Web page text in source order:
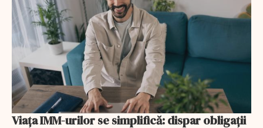
Viața IMM-urilor se simplifică: dispar obligații